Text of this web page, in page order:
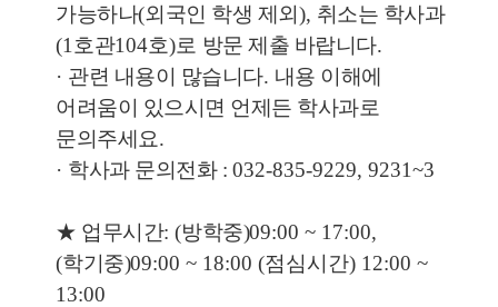
가능하나(외국인 학생 제외), 취소는 학사과
(1 호관104호)로 방문 제출 바랍니다.
· 관련 내용이 많습니다. 내용 이해에
어려움이 있으시면 언제든 학사과로
문의주세요.
· 학사과 문의전화 : 032-835-9229, 9231~3
★ 업무시간: (방학중)09:00 ~ 17:00,
(학기중)09:00 ~ 18:00 (점심시간) 12:00 ~
13:00